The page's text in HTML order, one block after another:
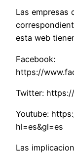
Las empresas
esta web
Facebook:
https://
Twitter:
Youtube:
hl=es&gl=es
Las